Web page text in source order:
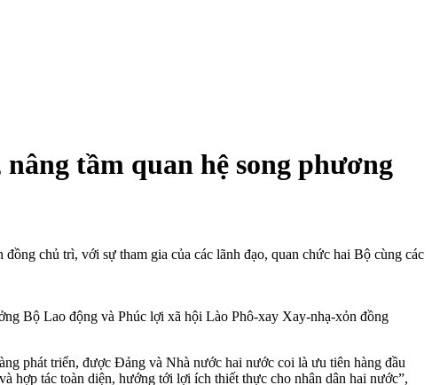
tầm quan hệ song phương
chủ trì, với sự tham gia của các lãnh đạo, quan chức hai Bộ cùng các
Bộ Lao động và Phúc lợi xã hội Lào Phô-xay Xay-nhạ-xỏn đồng
phát triển, được Đảng và Nhà nước hai nước coi là ưu tiên hàng đầu
hợp tác toàn diện, hướng tới lợi ích thiết thực cho nhân dân hai nước”,